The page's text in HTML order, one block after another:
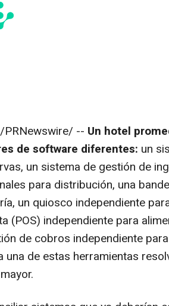
/PRNewswire/ -- Un hotel
de software diferentes: un
un sistema de gestión de
para distribución, una
un quiosco independiente
(POS) independiente para
de cobros independiente para
de estas herramientas